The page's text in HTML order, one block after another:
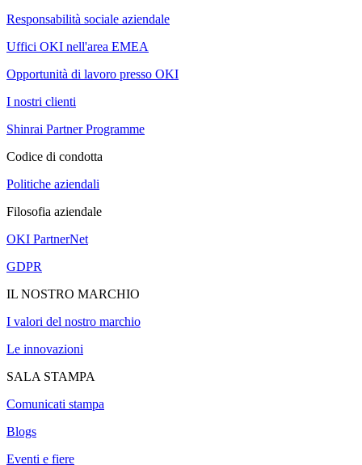
Responsabilità sociale aziendale
Uffici OKI nell'area EMEA
Opportunità di lavoro presso OKI
I nostri clienti
Shinrai Partner Programme
Codice di condotta
Politiche aziendali
Filosofia aziendale
OKI PartnerNet
GDPR
IL NOSTRO MARCHIO
I valori del nostro marchio
Le innovazioni
SALA STAMPA
Comunicati stampa
Blogs
Eventi e fiere